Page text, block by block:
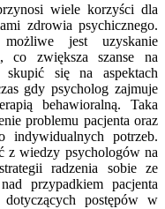
wiele korzyści dla
zdrowia psychicznego.
jest uzyskanie
co zwiększa szanse na
skupić się na aspektach
gdy psycholog zajmuje
behawioralną. Taka
problemu pacjenta oraz
indywidualnych potrzeb.
z wiedzy psychologów na
radzenia sobie ze
przypadkiem pacjenta
postępów w